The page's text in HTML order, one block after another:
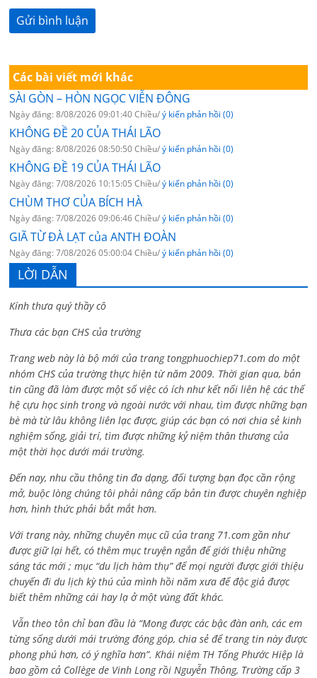
Các bài viết mới khác
SÀI GÒN – HÒN NGỌC VIỄN ĐÔNG
Ngày đăng: 8/08/2026 09:01:40 Chiều/ý kiến phản hồi (0)
KHÔNG ĐỀ 20 CỦA THÁI LÃO
Ngày đăng: 8/08/2026 08:50:50 Chiều/ý kiến phản hồi (0)
KHÔNG ĐỀ 19 CỦA THÁI LÃO
Ngày đăng: 7/08/2026 10:15:05 Chiều/ý kiến phản hồi (0)
CHÙM THƠ CỦA BÍCH HÀ
Ngày đăng: 7/08/2026 09:06:46 Chiều/ý kiến phản hồi (0)
GIÃ TỪ ĐÀ LẠT của ANTH ĐOÀN
Ngày đăng: 7/08/2026 05:00:04 Chiều/ý kiến phản hồi (0)
LỜI DẪN
Kính thưa quý thầy cô
Thưa các bạn CHS của trường
Trang web này là bộ mới của trang tongphuochiep71.com do một
nhóm CHS của trường thực hiện từ năm 2009. Thời gian qua, bản
tin cũng đã làm được một số việc có ích như kết nối liên hệ các thế
hệ cựu học sinh trong và ngoài nước với nhau, tìm được những bạn
bè mà từ lâu không liên lạc được, giúp các bạn có nơi chia sẻ kinh
nghiệm sống, giải trí, tìm được những kỷ niệm thân thương của
một thời học dưới mái trường.
Đến nay, nhu cầu thông tin đa dạng, đối tượng bạn đọc cần rộng
mở, buộc lòng chúng tôi phải nâng cấp bản tin được chuyên nghiệp
hơn, hình thức phải bắt mắt hơn.
Với trang này, những chuyên mục cũ của trang 71.com gần như
được giữ lại hết, có thêm mục truyện ngắn để giới thiệu những
sáng tác mới ; mục “du lịch hàm thụ” để mọi người được giới thiệu
chuyến đi du lịch kỳ thú của mình hồi năm xưa để độc giả được
biết thêm những cái hay lạ ở một vùng đất khác.
Vẫn theo tôn chỉ ban đầu là “Mong được các bậc đàn anh, các em
từng sống dưới mái trường đóng góp, chia sẻ để trang tin này được
phong phú hơn, có ý nghĩa hơn”. Khái niệm TH Tống Phước Hiệp là
bao gồm cả Collège de Vinh Long rồi Nguyễn Thông, Trường cấp 3